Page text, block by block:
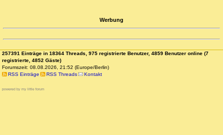
Werbung
257391 Einträge in 18364 Threads, 975 registrierte Benutzer, 4859 Benutzer online (7
registrierte, 4852 Gäste)
Forumszeit: 08.08.2026, 21:52 (Europe/Berlin)
RSS Einträge
RSS Threads Kontakt
powered by my little forum